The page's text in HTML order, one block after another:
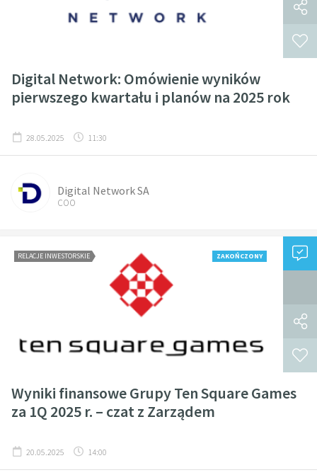
Digital Network: Omówienie wyników
pierwszego kwartału i planów na 2025 rok
28.05.2025 11:30
Digital Network SA
COO
RELACJE INWESTORSKIE ZAKOŃCZONY
Wyniki finansowe Grupy Ten Square Games
za 1Q 2025 r. – czat z Zarządem
20.05.2025 14:00